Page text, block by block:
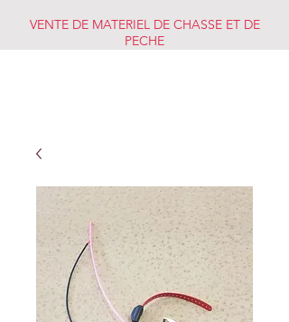
VENTE DE MATERIEL DE CHASSE ET DE
PECHE